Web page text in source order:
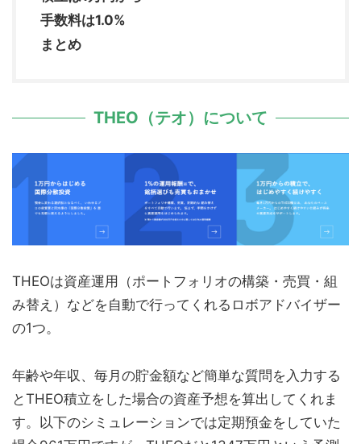
手数料は1.0%
まとめ
THEO（テオ）について
THEOは資産運用（ポートフォリオの構築・売買・組
み替え）などを自動で行ってくれるロボアドバイザー
の1つ。
年齢や年収、毎月の貯金額など簡単な質問を入力する
とTHEO積立をした場合の資産予想を算出してくれま
す。以下のシミュレーションでは定期預金をしていた